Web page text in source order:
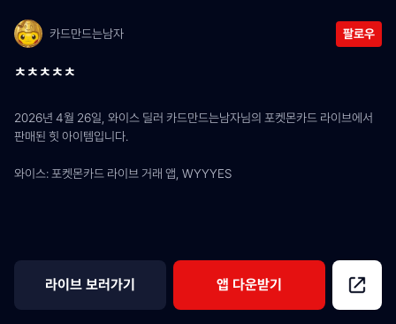
카드만드는남자 팔로우
ㅊㅊㅊㅊㅊ
2026년 4월 26일, 와이스 딜러 카드만드는남자님의 포켓몬카드 라이브에서
판매된 힛 아이템입니다.
와이스: 포켓몬카드 라이브 거래 앱, WYYYES
라이브 보러가기 앱 다운받기